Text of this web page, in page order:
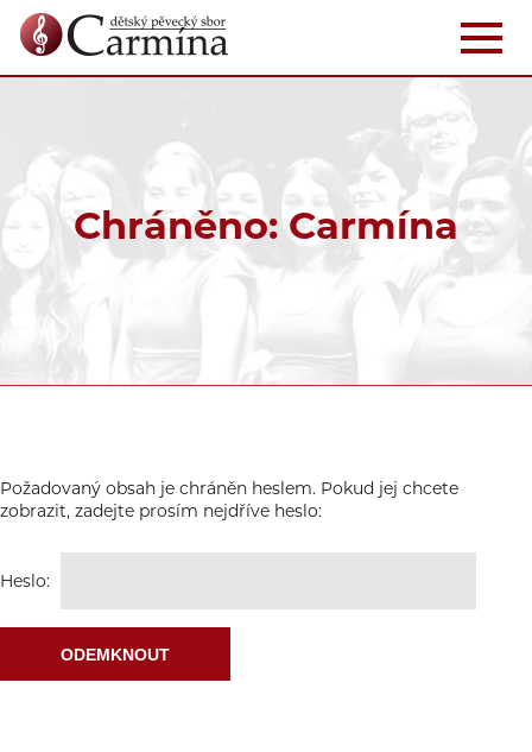
Chráněno: Carmína
Požadovaný obsah je chráněn heslem. Pokud jej chcete
zobrazit, zadejte prosím nejdříve heslo:
Heslo: